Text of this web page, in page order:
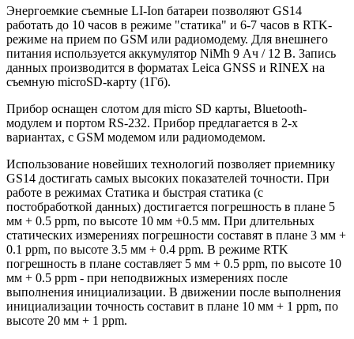
Энергоемкие съемные LI-Ion батареи позволяют GS14
работать до 10 часов в режиме "статика" и 6-7 часов в RTK-
режиме на прием по GSM или радиомодему. Для внешнего
питания используется аккумулятор NiMh 9 Ач / 12 В. Запись
данных производится в форматах Leica GNSS и RINEX на
съемную microSD-карту (1Гб).
Прибор оснащен слотом для micro SD карты, Bluetooth-
модулем и портом RS-232. Прибор предлагается в 2-х
вариантах, с GSM модемом или радиомодемом.
Использование новейших технологий позволяет приемнику
GS14 достигать самых высоких показателей точности. При
работе в режимах Статика и быстрая статика (с
постобработкой данных) достигается погрешность в плане 5
мм + 0.5 ppm, по высоте 10 мм +0.5 мм. При длительных
статических измерениях погрешности составят в плане 3 мм +
0.1 ppm, по высоте 3.5 мм + 0.4 ppm. В режиме RTK
погрешность в плане составляет 5 мм + 0.5 ppm, по высоте 10
мм + 0.5 ppm - при неподвижных измерениях после
выполнения инициализации. В движении после выполнения
инициализации точность составит в плане 10 мм + 1 ppm, по
высоте 20 мм + 1 ppm.